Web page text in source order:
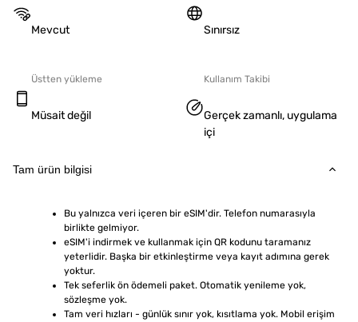
Mevcut Sınırsız
Üstten yükleme
Müsait değil
Kullanım Takibi
Gerçek zamanlı, uygulama
içi
Tam ürün bilgisi
Bu yalnızca veri içeren bir eSIM'dir. Telefon numarasıyla
birlikte gelmiyor.
eSIM'i indirmek ve kullanmak için QR kodunu taramanız
yeterlidir. Başka bir etkinleştirme veya kayıt adımına gerek
yoktur.
Tek seferlik ön ödemeli paket. Otomatik yenileme yok,
sözleşme yok.
Tam veri hızları - günlük sınır yok, kısıtlama yok. Mobil erişim